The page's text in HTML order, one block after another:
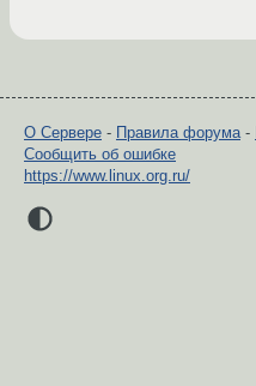
О Сервере - Правила форума-
Сообщить об ошибке
https://www.linux.org.ru/